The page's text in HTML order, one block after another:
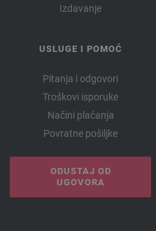
Izdavanje
USLUGE I POMOĆ
Pitanja i odgovori
Troškovi isporuke
Načini plaćanja
Povratne pošiljke
ODUSTAJ OD
UGOVORA